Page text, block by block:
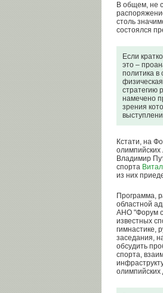
В общем, не
столь
состоялся
Если
это –
политика в
стратегию
намечено
зрения
Кстати, на
олимпийских
Владимир
спорта
из них
Программа,
областной
АНО "Форум
известных
гимнастике,
заседания,
обсудить
спорта,
олимпийских